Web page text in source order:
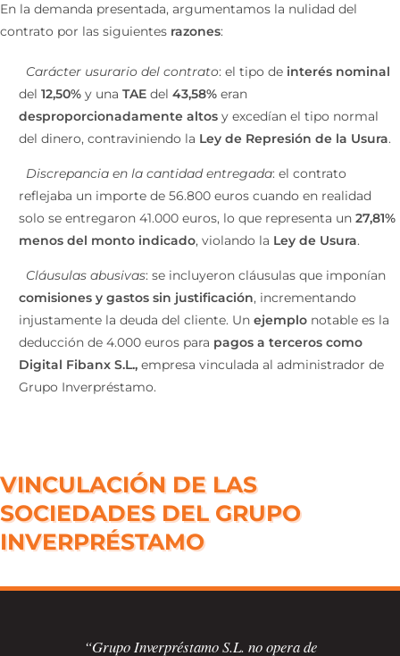
En la demanda presentada, argumentamos la nulidad del
contrato por las siguientes razones:
Carácter usurario del contrato: el tipo de interés nominal
del 12,50% y una TAE del 43,58% eran
desproporcionadamente altos y excedían el tipo normal
del dinero, contraviniendo la Ley de Represión de la Usura​.
Discrepancia en la cantidad entregada: el contrato
reflejaba un importe de 56.800 euros cuando en realidad
solo se entregaron 41.000 euros, lo que representa un 27,81%
menos del monto indicado, violando la Ley de Usura​.
Cláusulas abusivas: se incluyeron cláusulas que imponían
comisiones y gastos sin justificación, incrementando
injustamente la deuda del cliente. Un ejemplo notable es la
deducción de 4.000 euros para pagos a terceros como
Digital Fibanx S.L., empresa vinculada al administrador de
Grupo Inverpréstamo​.
VINCULACIÓN DE LAS
SOCIEDADES DEL GRUPO
INVERPRÉSTAMO
“Grupo Inverpréstamo S.L. no opera de